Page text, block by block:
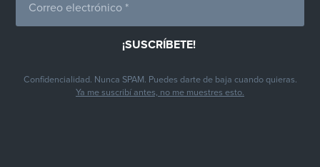
Confidencialidad. Nunca SPAM. Puedes darte de baja cuando quieras.
Ya me suscribí antes, no me muestres esto.